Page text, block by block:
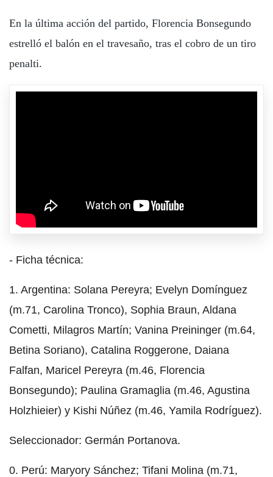
En la última acción del partido, Florencia Bonsegundo
estrelló el balón en el travesaño, tras el cobro de un tiro
penalti.
- Ficha técnica:
1. Argentina: Solana Pereyra; Evelyn Domínguez
(m.71, Carolina Tronco), Sophia Braun, Aldana
Cometti, Milagros Martín; Vanina Preininger (m.64,
Betina Soriano), Catalina Roggerone, Daiana
Falfan, Maricel Pereyra (m.46, Florencia
Bonsegundo); Paulina Gramaglia (m.46, Agustina
Holzhieier) y Kishi Núñez (m.46, Yamila Rodríguez).
Seleccionador: Germán Portanova.
0. Perú: Maryory Sánchez; Tifani Molina (m.71,